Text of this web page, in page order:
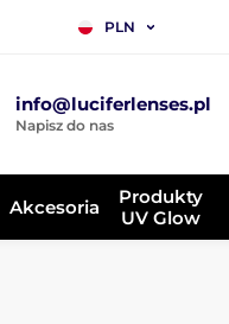
PLN
info@luciferlenses.pl
Napisz do nas
Akcesoria
Produkty
UV Glow